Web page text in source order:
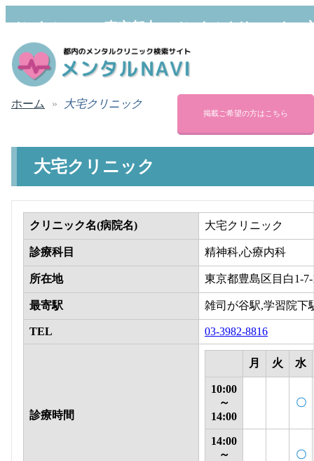
メンタルNAVI | 東京都内のメンタルクリニック・
療内科・精神科の検索サイト
掲載ご希望の方はこちら
ホーム 大宅クリニック
大宅クリニック
クリニック名(病院名) 大宅クリニック
診療科目 精神科,心療内科
所在地 東京都豊島区目白1-
最寄駅 雑司が谷駅,学習院下
TEL 03-3982-8816
診療時間
月 火 水
10:00
～
14:00
〇
14:00
～
〇